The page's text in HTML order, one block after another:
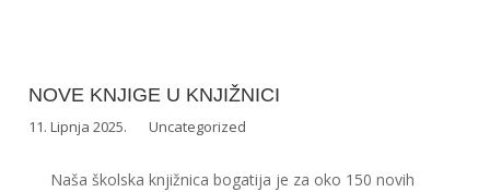
NOVE KNJIGE U KNJIŽNICI
11. Lipnja 2025. Uncategorized
Naša školska knjižnica bogatija je za oko 150 novih